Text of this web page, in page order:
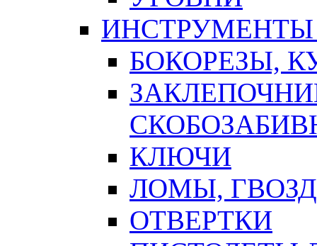
БОКОРЕЗЫ,
КЛЮЧИ
ЛОМЫ,
ОТВЕРТКИ